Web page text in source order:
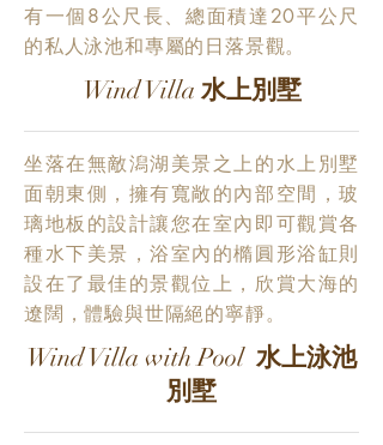
有一個8公尺長、總面積達20平公尺
的私人泳池和專屬的日落景觀。
Wind Villa 水上別墅
坐落在無敵潟湖美景之上的水上別墅
面朝東側，擁有寬敞的內部空間，玻
璃地板的設計讓您在室內即可觀賞各
種水下美景，浴室內的橢圓形浴缸則
設在了最佳的景觀位上，欣賞大海的
遼闊，體驗與世隔絕的寧靜。
Wind Villa with Pool 水上泳池
別墅